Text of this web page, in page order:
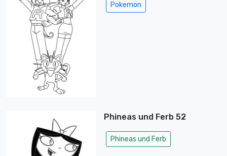
Pokemon
Phineas und Ferb 52
Phineas und Ferb